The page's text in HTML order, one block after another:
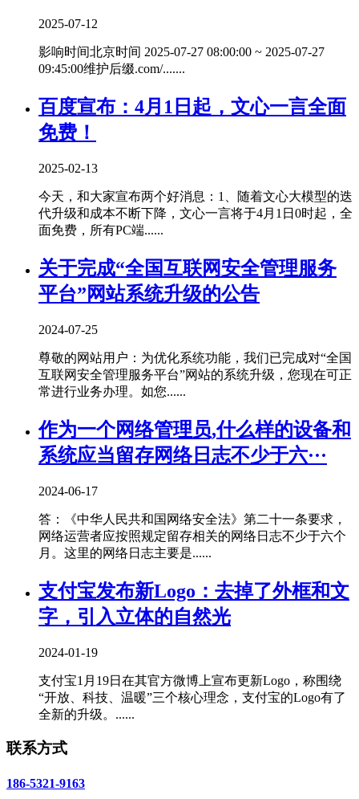
2025-07-12
影响时间北京时间 2025-07-27 08:00:00 ~ 2025-07-27
09:45:00维护后缀.com/.......
百度宣布：4月1日起，文心一言全面
免费！
2025-02-13
今天，和大家宣布两个好消息：1、随着文心大模型的迭
代升级和成本不断下降，文心一言将于4月1日0时起，全
面免费，所有PC端......
关于完成“全国互联网安全管理服务
平台”网站系统升级的公告
2024-07-25
尊敬的网站用户：为优化系统功能，我们已完成对“全国
互联网安全管理服务平台”网站的系统升级，您现在可正
常进行业务办理。如您......
作为一个网络管理员,什么样的设备和
系统应当留存网络日志不少于六···
2024-06-17
答：《中华人民共和国网络安全法》第二十一条要求，
网络运营者应按照规定留存相关的网络日志不少于六个
月。这里的网络日志主要是......
支付宝发布新Logo：去掉了外框和文
字，引入立体的自然光
2024-01-19
支付宝1月19日在其官方微博上宣布更新Logo，称围绕
“开放、科技、温暖”三个核心理念，支付宝的Logo有了
全新的升级。......
联系方式
186-5321-9163